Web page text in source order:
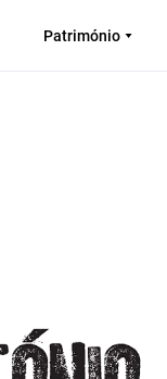
Património